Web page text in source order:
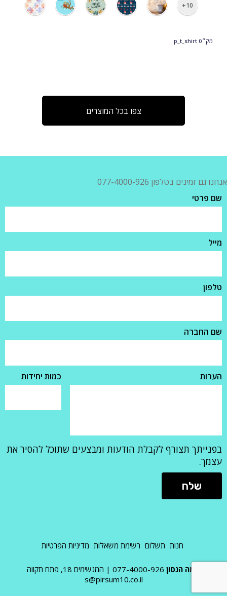
10+
מק״טp_t_shirt
צפו בכל המוצרים
אנחנו גם זמינים בטלפון 077-4000-926
שם פרטי
מייל
טלפון
שם החברה
הערות כמות יחידות
בפנייתך תצורף לקבלת הודעות ומבצעים שתוכל להסיר את
עצמך.
חנות תשלום רשימת משאלות מדיניות הפרטיות
אמה הנסון 077-4000-926
| המגשימים 18, פתח תקווה
s@pirsum10.co.il